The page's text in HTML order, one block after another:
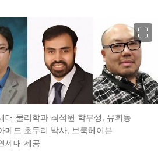
대 물리학과 최석원 학부생, 유휘동
메드 초두리 박사, 브룩헤이븐
세대 제공